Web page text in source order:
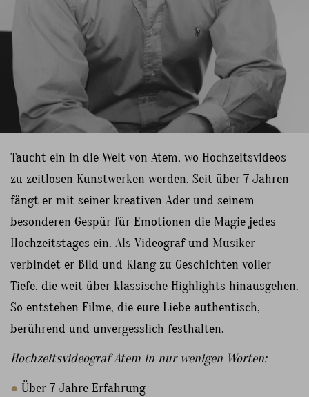
Taucht ein in die Welt von Atem, wo Hochzeitsvideos
zu zeitlosen Kunstwerken werden. Seit über 7 Jahren
fängt er mit seiner kreativen Ader und seinem
besonderen Gespür für Emotionen die Magie jedes
Hochzeitstages ein. Als Videograf und Musiker
verbindet er Bild und Klang zu Geschichten voller
Tiefe, die weit über klassische Highlights hinausgehen.
So entstehen Filme, die eure Liebe authentisch,
berührend und unvergesslich festhalten.
Hochzeitsvideograf Atem in nur wenigen Worten:
● Über 7 Jahre Erfahrung